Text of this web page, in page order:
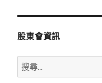
章:
股東會資訊
搜
尋